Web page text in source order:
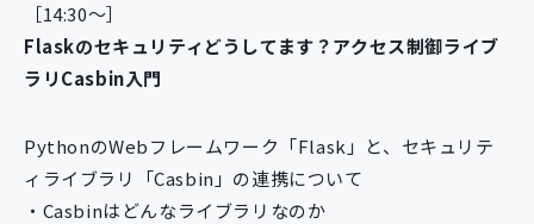
パッケージ開発
イベント・セミナー
ニュース
採用情報
［14:30～］
Flaskのセキュリティどうしてます？アクセス制御ライブ
ラリCasbin入門
PythonのWebフレームワーク「Flask」と、セキュリテ
ィライブラリ「Casbin」の連携について
・Casbinはどんなライブラリなのか